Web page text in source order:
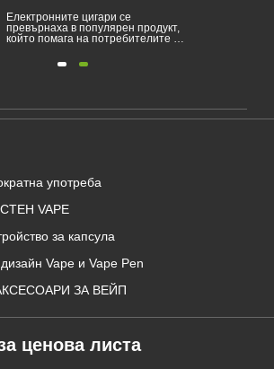
Електронните цигари се
превърнаха в популярен продукт,
който помага на потребителите да
се откажат от тютюнопушенето.
Тази статия илюстрира законите и
райони са забранили vaping пр......
употреба
​​VAPE
за капсула
Vape и Vape Pen
ЗА ВЕЙП
ценова листа